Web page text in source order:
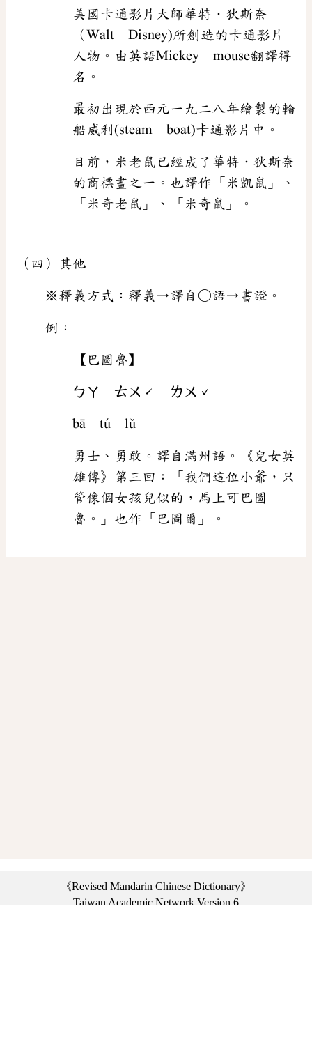
美國卡通影片大師華特．狄斯奈
（Walt Disney)所創造的卡通影片
人物。由英語Mickey mouse翻譯得
名。
最初出現於西元一九二八年繪製的輪
船威利(steam boat)卡通影片中。
目前，米老鼠已經成了華特．狄斯奈
的商標畫之一。也譯作「米凱鼠」、
「米奇老鼠」、「米奇鼠」。
（四）其他
※釋義方式：釋義→譯自○語→書證。
例：
【巴圖魯】
ㄅㄚ ㄊㄨˊ ㄌㄨˇ
bā tú lǔ
勇士、勇敢。譯自滿州語。《兒女英
雄傳》第三回：「我們這位小爺，只
管像個女孩兒似的，馬上可巴圖
魯。」也作「巴圖爾」。
《Revised Mandarin Chinese Dictionary》
Taiwan Academic Network Version 6